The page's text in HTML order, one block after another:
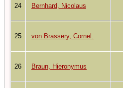
24 Bernhard, Nicolaus
25 von Brassery, Cornel.
26 Braun, Hieronymus